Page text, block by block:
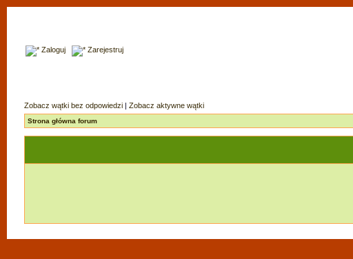
Zaloguj Zarejestruj
Zobacz wątki bez odpowiedzi | Zobacz aktywne wątki
Strona główna forum